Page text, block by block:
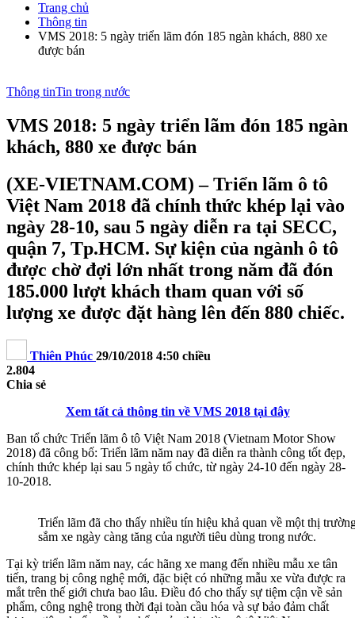
Trang chủ
Thông tin
VMS 2018: 5 ngày triển lãm đón 185 ngàn khách, 880 xe
được bán
Thông tinTin trong nước
VMS 2018: 5 ngày triển lãm đón 185 ngàn
khách, 880 xe được bán
(XE-VIETNAM.COM) – Triển lãm ô tô
Việt Nam 2018 đã chính thức khép lại vào
ngày 28-10, sau 5 ngày diễn ra tại SECC,
quận 7, Tp.HCM. Sự kiện của ngành ô tô
được chờ đợi lớn nhất trong năm đã đón
185.000 lượt khách tham quan với số
lượng xe được đặt hàng lên đến 880 chiếc.
Thiên Phúc 29/10/2018 4:50 chiều
2.804
Chia sẻ
Xem tất cả thông tin về VMS 2018 tại đây
Ban tổ chức Triển lãm ô tô Việt Nam 2018 (Vietnam Motor Show
2018) đã công bố: Triển lãm năm nay đã diễn ra thành công tốt đẹp,
chính thức khép lại sau 5 ngày tổ chức, từ ngày 24-10 đến ngày 28-
10-2018.
Triển lãm đã cho thấy nhiều tín hiệu khả quan về một thị
sắm xe ngày càng tăng của người tiêu dùng trong nước.
Tại kỳ triển lãm năm nay, các hãng xe mang đến nhiều mẫu xe tân
tiến, trang bị công nghệ mới, đặc biệt có những mẫu xe vừa được ra
mắt trên thế giới chưa bao lâu. Điều đó cho thấy sự tiệm cận về sản
phẩm, công nghệ trong thời đại toàn cầu hóa và sự bảo đảm chất